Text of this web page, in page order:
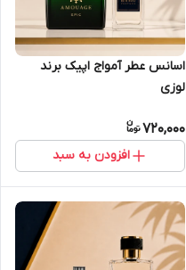
اسانس عطر آمواج اپیک برند
لوزی
720,000
افزودن به سبد